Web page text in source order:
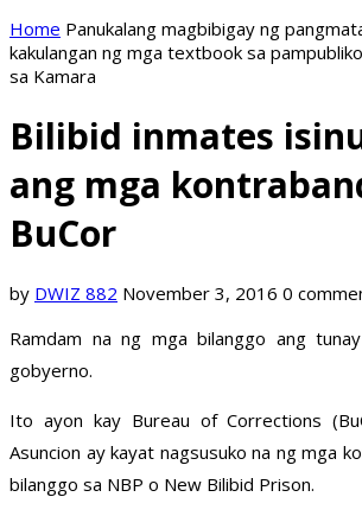
Home Panukalang magbibigay ng
kakulangan ng mga textbook sa
sa Kamara
Bilibid inmates
ang mga
BuCor
by DWIZ 882 November 3, 2016 0
Ramdam na ng mga bilanggo ang
gobyerno.
Ito ayon kay Bureau of Corrections
Asuncion ay kayat nagsusuko na ng mga
bilanggo sa NBP o New Bilibid Prison.